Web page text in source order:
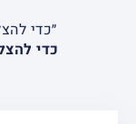
״כדי
כדי